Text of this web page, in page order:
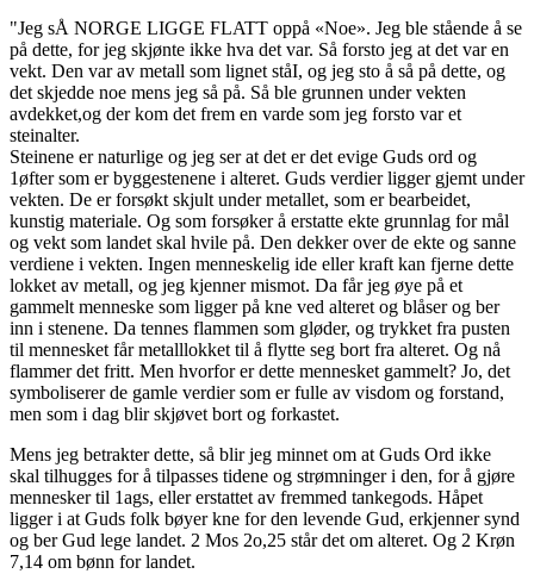
"Jeg sÅ NORGE LIGGE FLATT oppå «Noe». Jeg ble stående å se
på dette, for jeg skjønte ikke hva det var. Så forsto jeg at det var en
vekt. Den var av metall som lignet ståI, og jeg sto å så på dette, og
det skjedde noe mens jeg så på. Så ble grunnen under vekten
avdekket,og der kom det frem en varde som jeg forsto var et
steinalter.
Steinene er naturlige og jeg ser at det er det evige Guds ord og
1øfter som er byggestenene i alteret. Guds verdier ligger gjemt under
vekten. De er forsøkt skjult under metallet, som er bearbeidet,
kunstig materiale. Og som forsøker å erstatte ekte grunnlag for mål
og vekt som landet skal hvile på. Den dekker over de ekte og sanne
verdiene i vekten. Ingen menneskelig ide eller kraft kan fjerne dette
lokket av metall, og jeg kjenner mismot. Da får jeg øye på et
gammelt menneske som ligger på kne ved alteret og blåser og ber
inn i stenene. Da tennes flammen som gløder, og trykket fra pusten
til mennesket får metalllokket til å flytte seg bort fra alteret. Og nå
flammer det fritt. Men hvorfor er dette mennesket gammelt? Jo, det
symboliserer de gamle verdier som er fulle av visdom og forstand,
men som i dag blir skjøvet bort og forkastet.
Mens jeg betrakter dette, så blir jeg minnet om at Guds Ord ikke
skal tilhugges for å tilpasses tidene og strømninger i den, for å gjøre
mennesker til 1ags, eller erstattet av fremmed tankegods. Håpet
ligger i at Guds folk bøyer kne for den levende Gud, erkjenner synd
og ber Gud lege landet. 2 Mos 2o,25 står det om alteret. Og 2 Krøn
7,14 om bønn for landet.